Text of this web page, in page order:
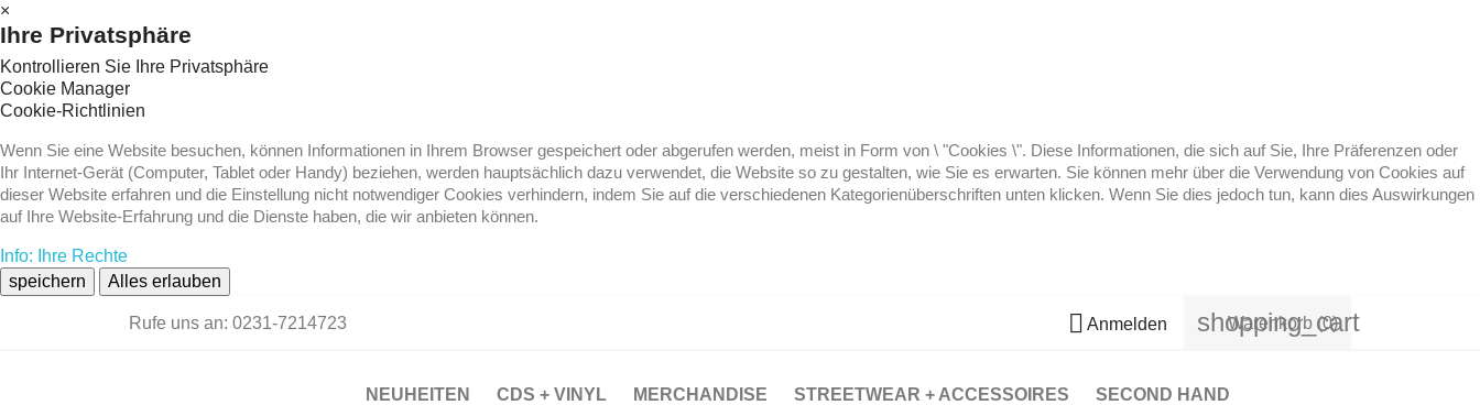
×
Ihre Privatsphäre
Kontrollieren Sie Ihre Privatsphäre
Cookie Manager
Cookie-Richtlinien
Wenn Sie eine Website besuchen, können Informationen in Ihrem Browser gespeichert oder abgerufen werden, meist in Form von \ "Cookies \". Diese Informationen, die sich auf Sie, Ihre Präferenzen oder
Ihr Internet-Gerät (Computer, Tablet oder Handy) beziehen, werden hauptsächlich dazu verwendet, die Website so zu gestalten, wie Sie es erwarten. Sie können mehr über die Verwendung von Cookies auf
dieser Website erfahren und die Einstellung nicht notwendiger Cookies verhindern, indem Sie auf die verschiedenen Kategorienüberschriften unten klicken. Wenn Sie dies jedoch tun, kann dies Auswirkungen
auf Ihre Website-Erfahrung und die Dienste haben, die wir anbieten können.
Info: Ihre Rechte
speichern
Alles erlauben
Rufe uns an: 0231-7214723  Anmelden shopping_cart
Warenkorb (0)
NEUHEITEN CDS + VINYL MERCHANDISE STREETWEAR + ACCESSOIRES SECOND HAND